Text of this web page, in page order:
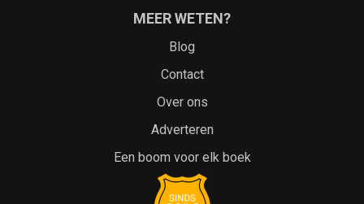
MEER WETEN?
Blog
Contact
Over ons
Adverteren
Een boom voor elk boek